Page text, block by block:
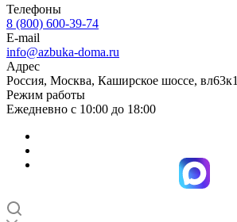
Телефоны
8 (800) 600-39-74
E-mail
info@azbuka-doma.ru
Адрес
Россия, Москва, Каширское шоссе, вл63к1
Режим работы
Ежедневно с 10:00 до 18:00